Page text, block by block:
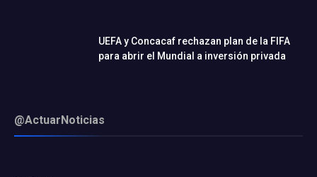
UEFA y Concacaf rechazan plan de la FIFA
para abrir el Mundial a inversión privada
@ActuarNoticias